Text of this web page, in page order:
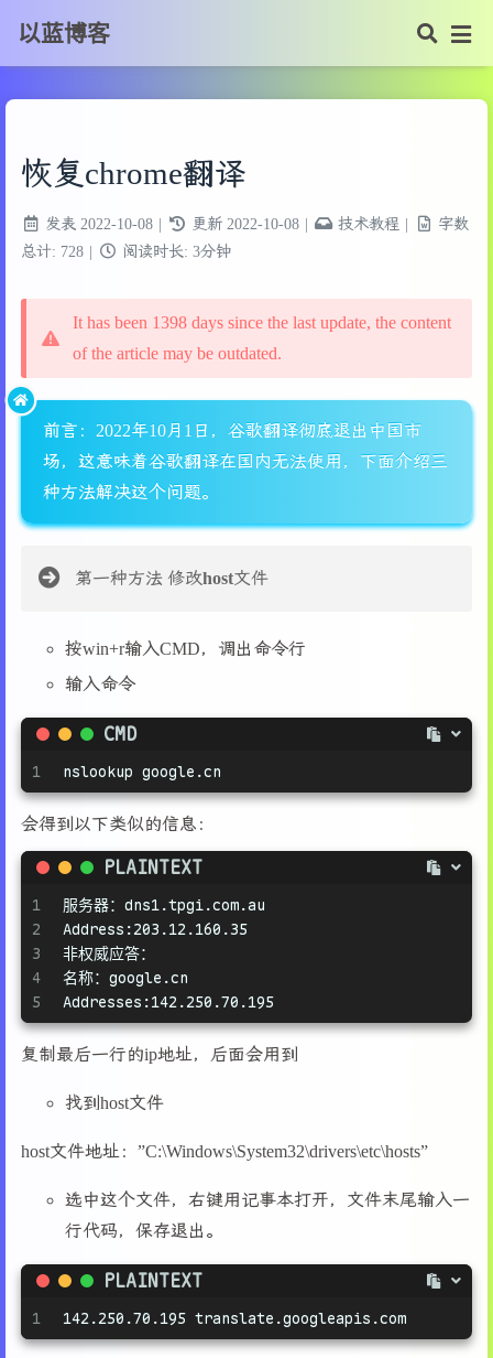
以蓝博客
恢复chrome翻译
发表 2022-10-08 | 更新 2022-10-08 | 技术教程 |
字数
总计: 728 | 阅读时长: 3分钟
It has been 1398 days since the last update, the content
of the article may be outdated.
前言：2022年10月1日，谷歌翻译彻底退出中国市
场，这意味着谷歌翻译在国内无法使用，下面介绍三
种方法解决这个问题。
第一种方法 修改host文件
按win+r输入CMD，调出命令行
输入命令
CMD
1 nslookup google.cn
会得到以下类似的信息：
PLAINTEXT
1
2
3
4
5
服务器：dns1.tpgi.com.au
Address:203.12.160.35
非权威应答：
名称：google.cn
Addresses:142.250.70.195
复制最后一行的ip地址，后面会用到
找到host文件
host文件地址：”C:\Windows\System32\drivers\etc\hosts”
选中这个文件，右键用记事本打开，文件末尾输入一
行代码，保存退出。
PLAINTEXT
1 142.250.70.195 translate.googleapis.com